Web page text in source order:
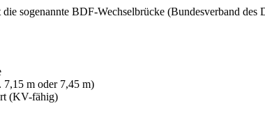
sogenannte BDF-Wechselbrücke (Bundesverband
7,15 m oder 7,45 m)
(KV-fähig)